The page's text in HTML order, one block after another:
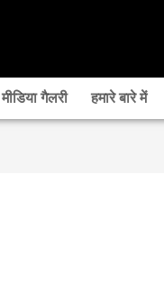
मीडिया गैलरी हमारे बारे में